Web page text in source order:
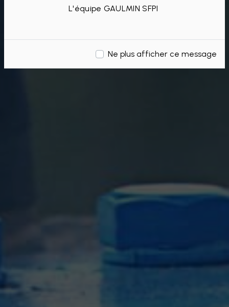
L'équipe GAULMIN SFPI
Ne plus afficher ce message